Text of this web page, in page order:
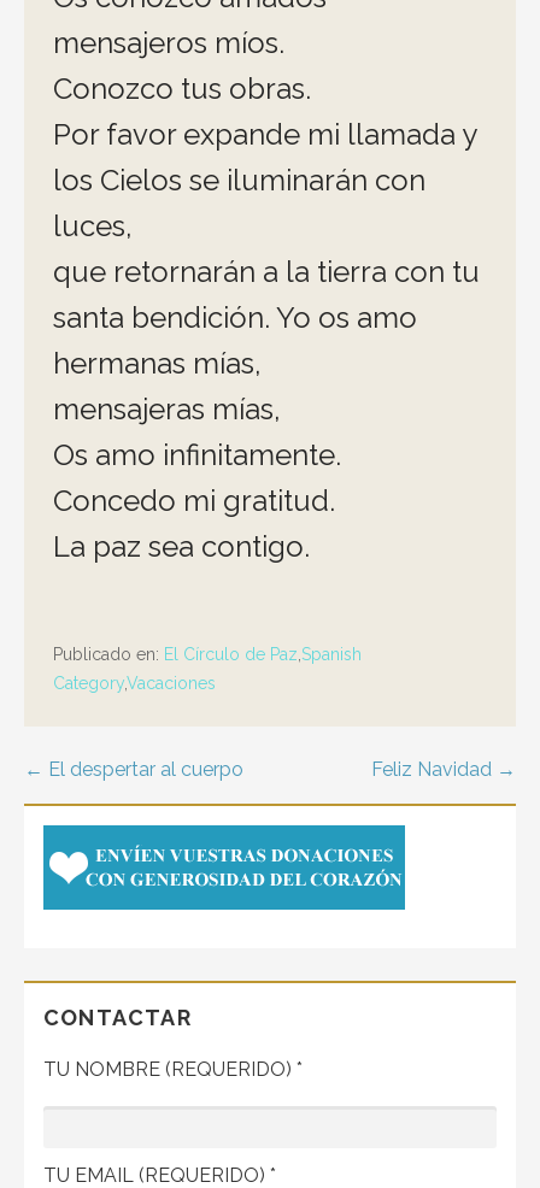
mensajeros míos.
Conozco tus obras.
Por favor expande mi llamada y
los Cielos se iluminarán con
luces,
que retornarán a la tierra con tu
santa bendición. Yo os amo
hermanas mías,
mensajeras mías,
Os amo infinitamente.
Concedo mi gratitud.
La paz sea contigo.
Publicado en: El Círculo de Paz Spanish
CategoryVacaciones
Navegación
entradas
← El despertar al cuerpo Feliz Navidad →
CONTACTAR
TU NOMBRE (REQUERIDO) *
TU EMAIL (REQUERIDO) *